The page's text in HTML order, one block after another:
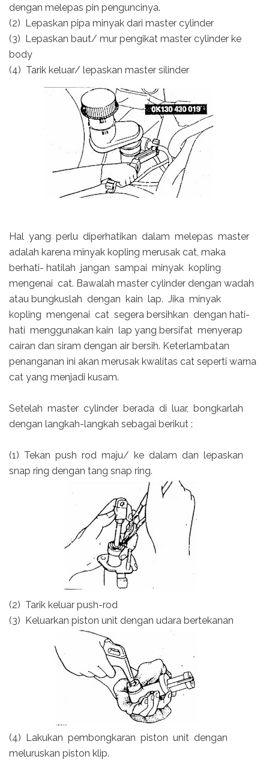
dengan melepas pin penguncinya.
(2) Lepaskan pipa minyak dari master cylinder
(3) Lepaskan baut/ mur pengikat master cylinder ke
body
(4) Tarik keluar/ lepaskan master silinder
Hal yang perlu diperhatikan dalam melepas master
adalah karena minyak kopling merusak cat, maka
berhati- hatilah jangan sampai minyak kopling
mengenai cat. Bawalah master cylinder dengan wadah
atau bungkuslah dengan kain lap. Jika minyak
kopling mengenai cat segera bersihkan dengan hati-
hati menggunakan kain lap yang bersifat menyerap
cairan dan siram dengan air bersih. Keterlambatan
penanganan ini akan merusak kwalitas cat seperti warna
cat yang menjadi kusam.
Setelah master cylinder berada di luar, bongkarlah
dengan langkah-langkah sebagai berikut :
(1) Tekan push rod maju/ ke dalam dan lepaskan
snap ring dengan tang snap ring.
(2) Tarik keluar push-rod
(3) Keluarkan piston unit dengan udara bertekanan
(4) Lakukan pembongkaran piston unit dengan
meluruskan piston klip.